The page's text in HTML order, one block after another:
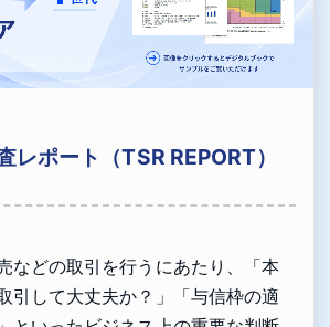
レポート（TSR REPORT）
などの取引を行うにあたり、「本
引して大丈夫か？」「与信枠の適